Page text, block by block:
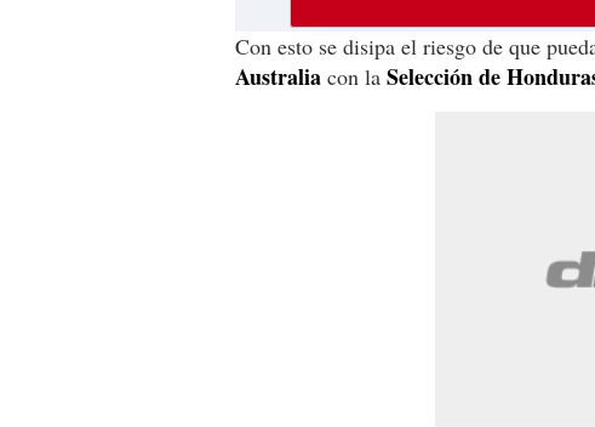
Con esto se disipa el riesgo de que
Australia con la Selección de